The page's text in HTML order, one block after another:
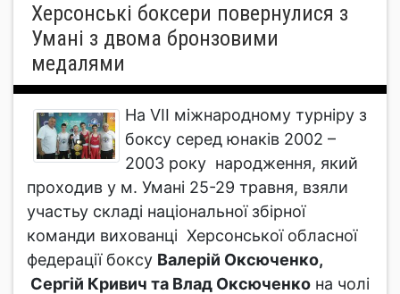
Херсонські боксери повернулися з
Умані з двома бронзовими
медалями
На VІІ міжнародному турніру з
боксу серед юнаків 2002 –
2003 року народження, який
проходив у м. Умані 25-29 травня, взяли
участьу складі національної збірної
команди вихованці Херсонської обласної
федерації боксу Валерій Оксюченко,
Сергій Кривич та Влад Оксюченко на чолі